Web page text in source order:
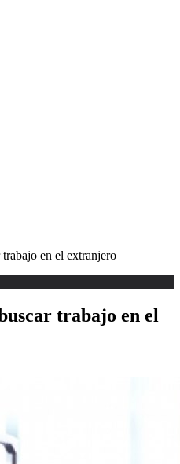
en el extranjero
trabajo en el